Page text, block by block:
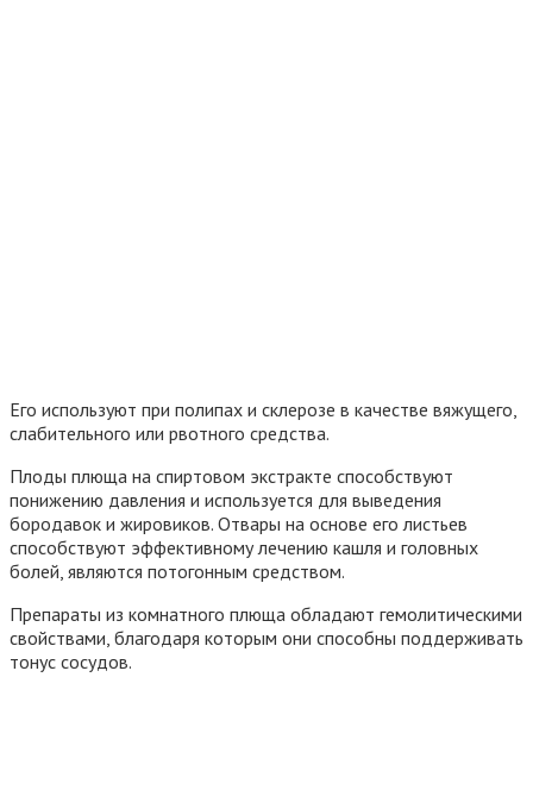
Его используют при полипах и склерозе в качестве вяжущего,
слабительного или рвотного средства.
Плоды плюща на спиртовом экстракте способствуют
понижению давления и используется для выведения
бородавок и жировиков. Отвары на основе его листьев
способствуют эффективному лечению кашля и головных
болей, являются потогонным средством.
Препараты из комнатного плюща обладают гемолитическими
свойствами, благодаря которым они способны поддерживать
тонус сосудов.